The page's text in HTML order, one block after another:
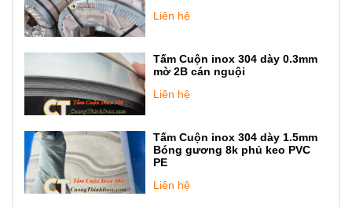
Liên hệ
Tấm Cuộn inox 304 dày 0.3mm
mờ 2B cán nguội
Liên hệ
Tấm Cuộn inox 304 dày 1.5mm
Bóng gương 8k phủ keo PVC
PE
Liên hệ